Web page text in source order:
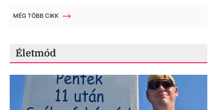
MÉG TÖBB CIKK
Életmód